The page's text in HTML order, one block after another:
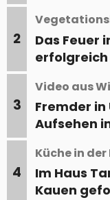
2
Das Feuer
3
Video aus
Fremder
Aufsehen
4
Küche in
Im Haus
Kauen